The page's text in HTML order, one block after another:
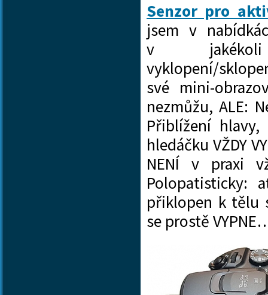
Senzor pro
jsem v
v
vyklopení/
své mini-
nezmůžu, ALE:
Přiblížení
hledáčku VŽDY
NENÍ v praxi
Polopatisticky:
přiklopen k tělu
se prostě